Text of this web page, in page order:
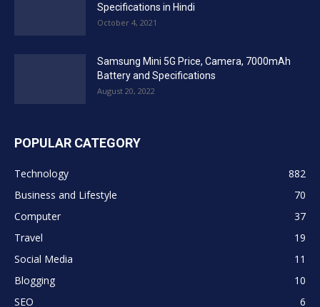
Specifications in Hindi
October 4, 2021
Samsung Mini 5G Price, Camera, 7000mAh
Battery and Specifications
August 20, 2022
POPULAR CATEGORY
Technology
882
Business and Lifestyle
70
Computer
37
Travel
19
Social Media
11
Blogging
10
SEO
6